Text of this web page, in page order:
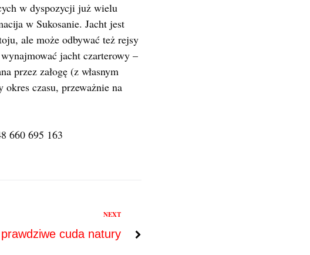
w dyspozycji już wielu
w Sukosanie. Jacht jest
ale może odbywać też rejsy
jacht czarterowy –
przez załogę (z własnym
czasu, przeważnie na
660 695 163
NEXT
cuda natury